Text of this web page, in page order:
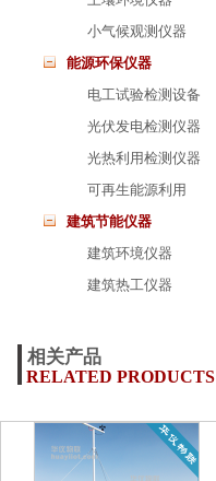
小气候观测仪器
能源环保仪器
电工试验检测设备
光伏发电检测仪器
光热利用检测仪器
可再生能源利用
建筑节能仪器
建筑环境仪器
建筑热工仪器
相关产品
RELATED PRODUCTS